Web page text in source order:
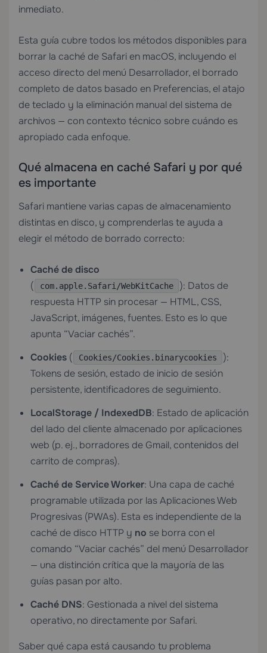
inmediato.
Esta guía cubre todos los métodos disponibles para
borrar la caché de Safari en macOS, incluyendo el
acceso directo del menú Desarrollador, el borrado
completo de datos basado en Preferencias, el atajo
de teclado y la eliminación manual del sistema de
archivos — con contexto técnico sobre cuándo es
apropiado cada enfoque.
Qué almacena en caché Safari y por qué
es importante
Safari mantiene varias capas de almacenamiento
distintas en disco, y comprenderlas te ayuda a
elegir el método de borrado correcto:
Caché de disco
(
com.apple.Safari/WebKitCache
): Datos de
respuesta HTTP sin procesar — HTML, CSS,
JavaScript, imágenes, fuentes. Esto es lo que
apunta “Vaciar cachés”.
Cookies ( Cookies/Cookies.binarycookies
):
Tokens de sesión, estado de inicio de sesión
persistente, identificadores de seguimiento.
LocalStorage / IndexedDB: Estado de aplicación
del lado del cliente almacenado por aplicaciones
web (p. ej., borradores de Gmail, contenidos del
carrito de compras).
Caché de Service Worker: Una capa de caché
programable utilizada por las Aplicaciones Web
Progresivas (PWAs). Esta es independiente de la
caché de disco HTTP y no se borra con el
comando “Vaciar cachés” del menú Desarrollador
— una distinción crítica que la mayoría de las
guías pasan por alto.
Caché DNS: Gestionada a nivel del sistema
operativo, no directamente por Safari.
Saber qué capa está causando tu problema